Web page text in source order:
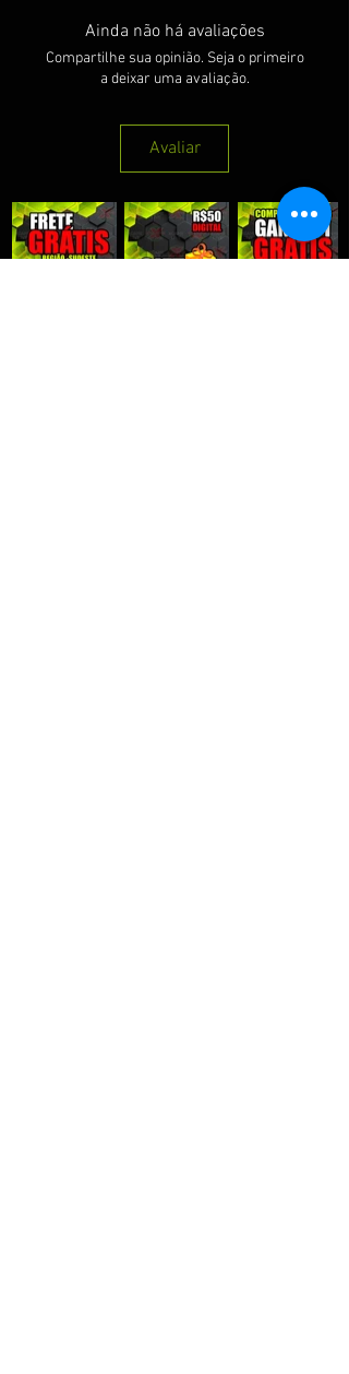
Ainda não há avaliações
Compartilhe sua opinião. Seja o primeiro
a deixar uma avaliação.
Avaliar